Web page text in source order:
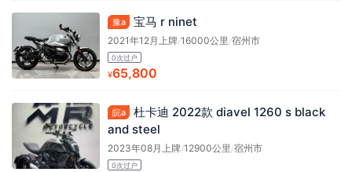
豫a 宝马 r ninet
2021年12月上牌/16000公里/宿州市
0次过户
¥65,800
皖a
杜卡迪 2022款 diavel 1260 s black
and steel
2023年08月上牌/12900公里/宿州市
0次过户